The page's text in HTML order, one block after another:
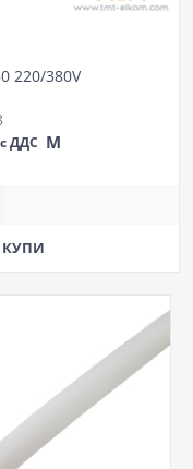
220/380V
ДДС М